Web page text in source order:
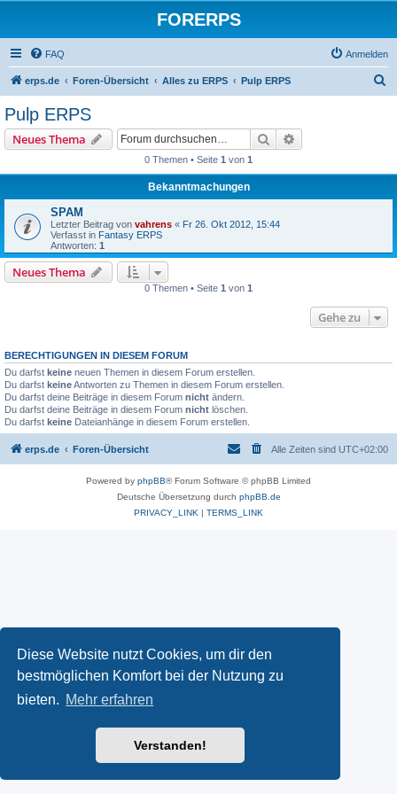
Diese Website nutzt Cookies, um dir den
bestmöglichen Komfort bei der Nutzung zu
bieten. Mehr erfahren
Verstanden!
FORERPS
FAQ Anmelden
erps.de Foren-Übersicht Alles zu ERPS Pulp ERPS
Pulp ERPS
Neues Thema Suche
0 Themen • Seite 1 von 1
Bekanntmachungen
SPAM
Letzter Beitrag von vahrens « Fr 26. Okt 2012, 15:44
Verfasst in Fantasy ERPS
Antworten: 1
Neues Thema
0 Themen • Seite 1 von 1
Gehe zu
BERECHTIGUNGEN IN DIESEM FORUM
Du darfst keine neuen Themen in diesem Forum erstellen.
Du darfst keineAntworten zu Themen in diesem Forum erstellen.
Du darfst deine Beiträge in diesem Forum nicht ändern.
Du darfst deine Beiträge in diesem Forum nicht löschen.
Du darfst keine Dateianhänge in diesem Forum erstellen.
erps.de Foren-Übersicht Alle Zeiten sind UTC+02:00
Powered by phpBB® Forum Software © phpBB Limited
Deutsche Übersetzung durch phpBB.de
PRIVACY_LINK | TERMS_LINK